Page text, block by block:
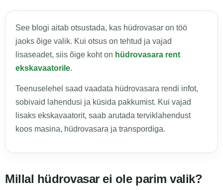
See blogi aitab otsustada, kas hüdrovasar on töö
jaoks õige valik. Kui otsus on tehtud ja vajad
lisaseadet, siis õige koht on hüdrovasara rent
ekskavaatorile.
Teenuselehel saad vaadata hüdrovasara rendi infot,
sobivaid lahendusi ja küsida pakkumist. Kui vajad
lisaks ekskavaatorit, saab arutada terviklahendust
koos masina, hüdrovasara ja transpordiga.
Millal hüdrovasar ei ole parim valik?